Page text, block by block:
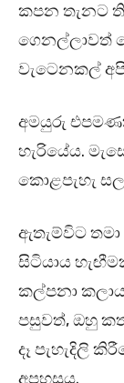
කපන තැනට
ගෙනල්ලාවත්
වැටෙනකල්
අමයුරු
හැරියේය.
කොළපැහැ
ඇතැම්විට
සිටියාය
කල්පනා
පසුවත්, ඔහු
දෑ පැහැදිලි
අපහසුය.